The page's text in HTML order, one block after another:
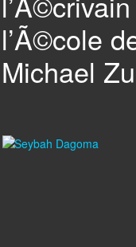
l’Ã©cole
Michael